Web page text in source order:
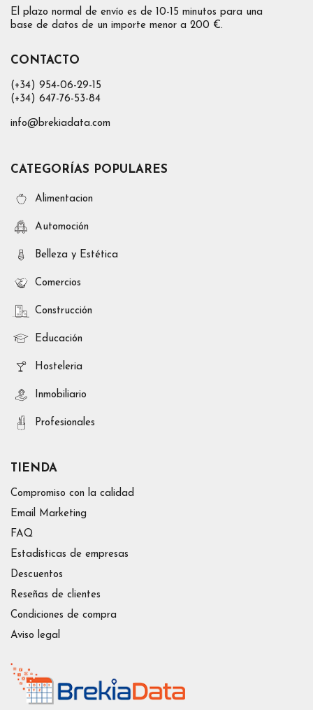
El plazo normal de envío es de 10-15 minutos para una
base de datos de un importe menor a 200 €.
CONTACTO
(+34) 954-06-29-15
(+34) 647-76-53-84
info@brekiadata.com
CATEGORÍAS POPULARES
Alimentacion
Automoción
Belleza y Estética
Comercios
Construcción
Educación
Hosteleria
Inmobiliario
Profesionales
TIENDA
Compromiso con la calidad
Email Marketing
FAQ
Estadísticas de empresas
Descuentos
Reseñas de clientes
Condiciones de compra
Aviso legal